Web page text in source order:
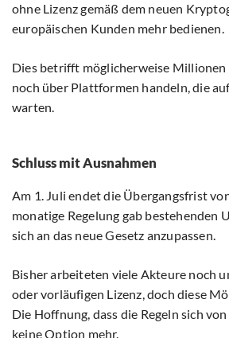
ohne Lizenz gemäß dem neuen
europäischen Kunden mehr bedienen.
Dies betrifft möglicherweise Millionen
noch über Plattformen handeln, die
warten.
Schluss mit Ausnahmen
Am 1. Juli endet die Übergangsfrist
monatige Regelung gab bestehenden
sich an das neue Gesetz anzupassen.
Bisher arbeiteten viele Akteure noch
oder vorläufigen Lizenz, doch diese
Die Hoffnung, dass die Regeln sich
keine Option mehr.